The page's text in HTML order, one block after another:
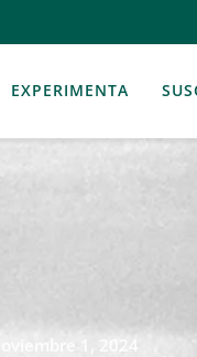
EXPERIMENTA
noviembre 1, 2024